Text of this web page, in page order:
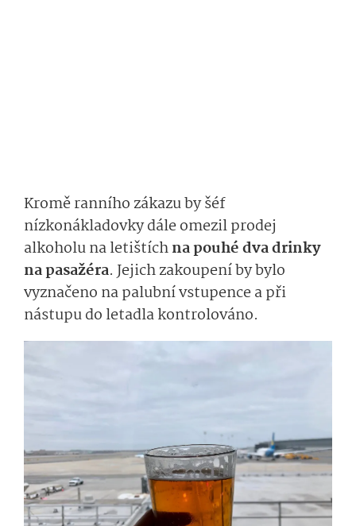
Kromě ranního zákazu by šéf
nízkonákladovky dále omezil prodej
alkoholu na letištíchna pouhé dva drinky
na pasažéra. Jejich zakoupení by bylo
vyznačeno na palubní vstupence a při
nástupu do letadla kontrolováno.